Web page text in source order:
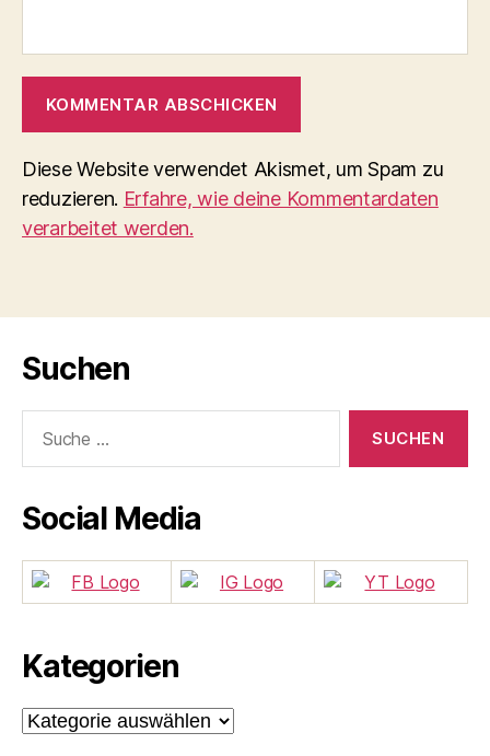
Diese Website verwendet Akismet, um Spam zu
reduzieren. Erfahre, wie deine Kommentardaten
verarbeitet werden.
Suchen
nach:
Social Media
Kategorien
Kategorien